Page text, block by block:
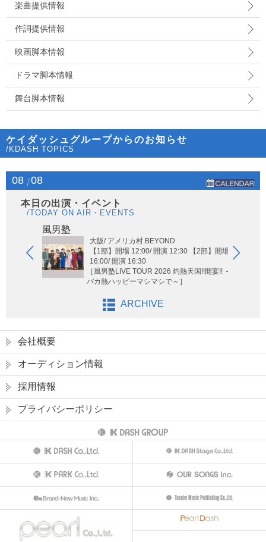
楽曲提供情報
作詞提供情報
映画脚本情報
ドラマ脚本情報
舞台脚本情報
ケイダッシュグループからのお知らせ
/KDASH TOPICS
08 08
本日の出演・イベント
/TODAY ON AIR・EVENTS
風男塾
大阪/ アメリカ村 BEYOND
【1部】開場 12:00/ 開演 12:30 【2部】開場
16:00/ 開演 16:30
［風男塾LIVE TOUR 2026 灼熱天国!!開宴!! ～
バカ熱ハッピーマシマシで～］
ARCHIVE
会社概要
オーディション情報
採用情報
プライバシーポリシー